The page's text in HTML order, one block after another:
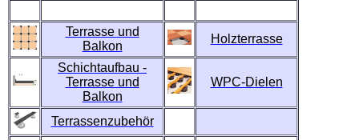
Terrasse und
Balkon
Holzterrasse
Schichtaufbau -
Terrasse und
Balkon
WPC-Dielen
Terrassenzubehör